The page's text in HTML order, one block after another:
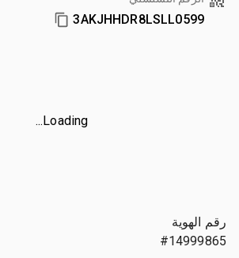
3AKJHHDR8LSLL0599
Loading...
رقم الهوية
#14999865